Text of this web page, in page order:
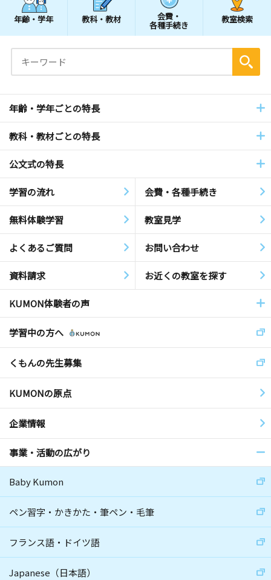
年齢・学年 教科・教材 会費・
各種手続き
教室検索
年齢・学年ごとの特長
教科・教材ごとの特長
公文式の特長
学習の流れ 会費・各種手続き
無料体験学習 教室見学
よくあるご質問 お問い合わせ
資料請求 お近くの教室を探す
KUMON体験者の声
学習中の方へ
くもんの先生募集
KUMONの原点
企業情報
事業・活動の広がり
Baby Kumon
ペン習字・かきかた・筆ペン・毛筆
フランス語・ドイツ語
Japanese（日本語）